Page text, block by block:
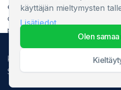
käyttäjän mieltymysten
Lisätiedot
olen
environments of their own in
carefully considered. We want
property development in the
create sustainable value for
Kaikki oikeudet pidetään. 2025
Security information